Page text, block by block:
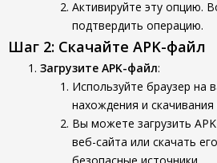
Активируйте эту опцию.
подтвердить операцию.
Шаг 2: Скачайте APK-файл
Загрузите APK-файл:
Используйте браузер на
нахождения и
Вы можете загрузить
веб-сайта или скачать